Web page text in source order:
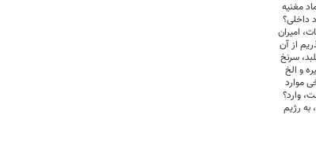
مغنیه
داخلی؟
امیران
از آن
سرنخ
و الخ
موارد
وارد؟
به رژیم